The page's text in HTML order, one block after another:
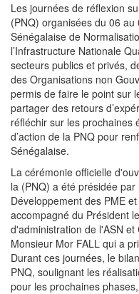
Les journées de réflexion
(PNQ) organisées du 06 au
Sénégalaise de
l’Infrastructure Nationale
secteurs publics et privés,
des Organisations non
permis de faire le point sur
partager des retours
réfléchir sur les
d’action de la PNQ pour
Sénégalaise.
La cérémonie officielle
la (PNQ) a été présidée par
Développement des PME et
accompagné du Président
d'administration de l'ASN
Monsieur Mor FALL qui a
Durant ces journées, le
PNQ, soulignant les
pour les prochaines